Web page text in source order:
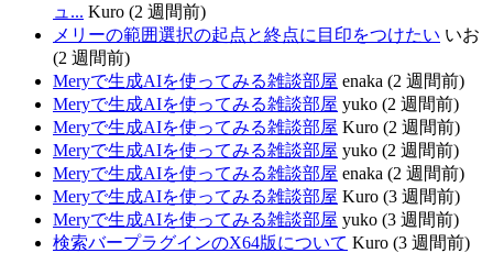
ュ... Kuro (2 週間前)
メリーの範囲選択の起点と終点に目印をつけたい いお
(2 週間前)
Meryで生成AIを使ってみる雑談部屋 enaka (2 週間前)
Meryで生成AIを使ってみる雑談部屋 yuko (2 週間前)
Meryで生成AIを使ってみる雑談部屋 Kuro (2 週間前)
Meryで生成AIを使ってみる雑談部屋 yuko (2 週間前)
Meryで生成AIを使ってみる雑談部屋 enaka (2 週間前)
Meryで生成AIを使ってみる雑談部屋 Kuro (3 週間前)
Meryで生成AIを使ってみる雑談部屋 yuko (3 週間前)
検索バープラグインのX64版について Kuro (3 週間前)